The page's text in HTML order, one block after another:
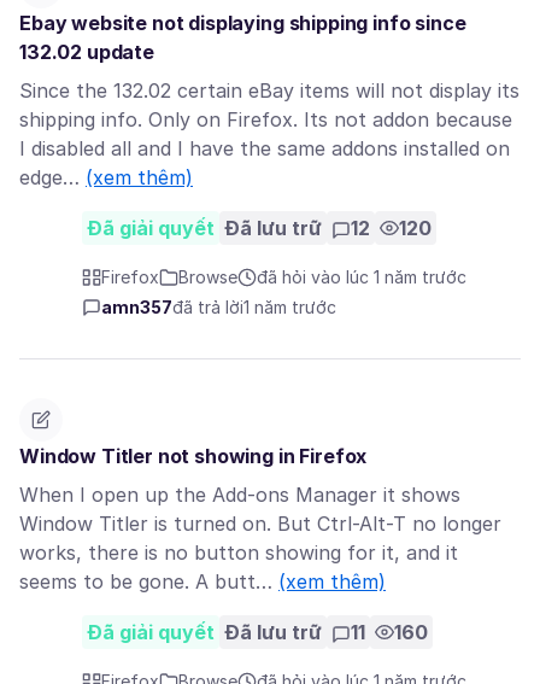
Ebay website not displaying shipping info since
132.02 update
Since the 132.02 certain eBay items will not display its
shipping info. Only on Firefox. Its not addon because
I disabled all and I have the same addons installed on
edge… (xem thêm)
Đã giải quyết Đã lưu trữ 12 120
Firefox Browse
đã hỏi vào lúc 1 năm trước
amn357đã trả lời1 năm trước
Window Titler not showing in Firefox
When I open up the Add-ons Manager it shows
Window Titler is turned on. But Ctrl-Alt-T no longer
works, there is no button showing for it, and it
seems to be gone. A butt… (xem thêm)
Đã giải quyết Đã lưu trữ 11 160